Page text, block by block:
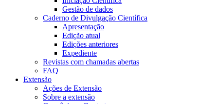
Gestão de dados
Caderno de Divulgação Científica
Apresentação
Edição atual
Edições anteriores
Expediente
Revistas com chamadas abertas
FAQ
Extensão
Ações de Extensão
Sobre a extensão